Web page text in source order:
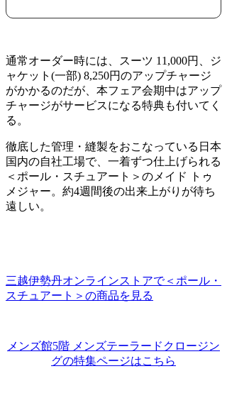
通常オーダー時には、スーツ 11,000円、ジ
ャケット(一部) 8,250円のアップチャージ
がかかるのだが、本フェア会期中はアップ
チャージがサービスになる特典も付いてく
る。
徹底した管理・縫製をおこなっている日本
国内の自社工場で、一着ずつ仕上げられる
＜ポール・スチュアート＞のメイド トゥ
メジャー。約4週間後の出来上がりが待ち
遠しい。
三越伊勢丹オンラインストアで＜ポール・
スチュアート＞の商品を見る
メンズ館5階 メンズテーラードクロージン
グの特集ページはこちら